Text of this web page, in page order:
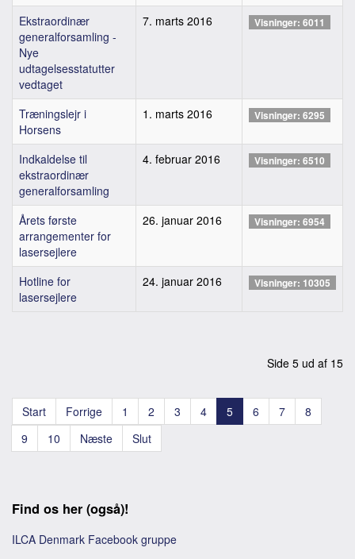
Ekstraordinær
generalforsamling -
Nye
udtagelsesstatutter
vedtaget
7. marts 2016 Visninger: 6011
Træningslejr i
Horsens
1. marts 2016 Visninger: 6295
Indkaldelse til
ekstraordinær
generalforsamling
4. februar 2016 Visninger: 6510
Årets første
arrangementer for
lasersejlere
26. januar 2016 Visninger: 6954
Hotline for
lasersejlere
24. januar 2016 Visninger: 10305
Side 5 ud af 15
Start Forrige 1 2 3 4 5 6 7
8
9
10 Næste Slut
Find os her (også)!
ILCA Denmark Facebook gruppe